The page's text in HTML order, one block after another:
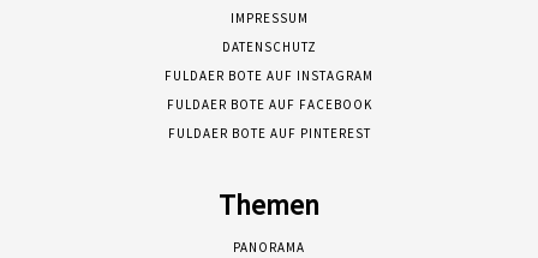
IMPRESSUM
DATENSCHUTZ
FULDAER BOTE AUF INSTAGRAM
FULDAER BOTE AUF FACEBOOK
FULDAER BOTE AUF PINTEREST
Themen
PANORAMA